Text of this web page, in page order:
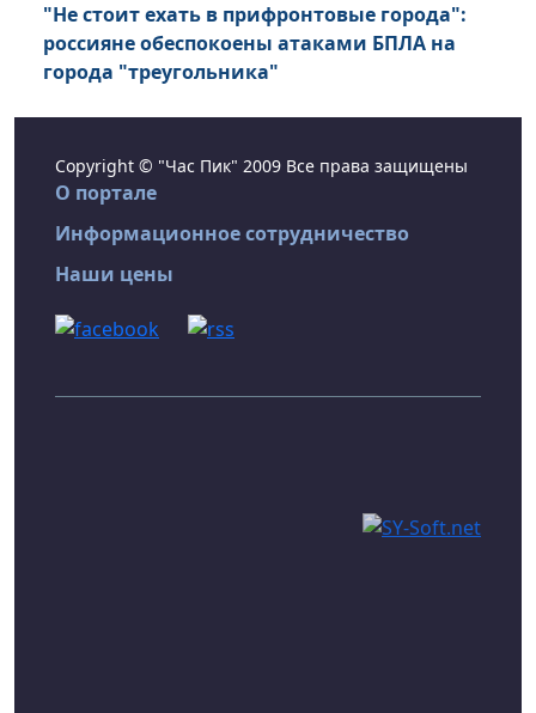
"Не стоит ехать в прифронтовые города":
россияне обеспокоены атаками БПЛА на
города "треугольника"
Copyright © "Час Пик" 2009 Все права защищены
О портале
Информационное сотрудничество
Наши цены